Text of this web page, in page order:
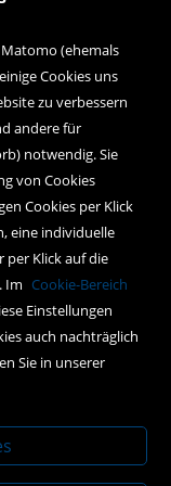
(ehemals
Cookies uns
zu verbessern
andere für
notwendig. Sie
von Cookies
Cookies per Klick
eine individuelle
per Klick auf die
Im Cookie-Bereich
Einstellungen
auch nachträglich
Sie in unserer